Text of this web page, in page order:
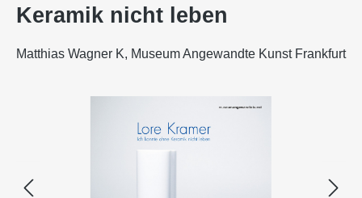
Keramik nicht leben
Matthias Wagner K, Museum Angewandte Kunst Frankfurt